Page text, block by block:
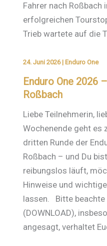
Fahrer nach Roßbach
erfolgreichen
Trieb wartete auf die
24. Juni 2026 | Enduro One
Enduro One 2026
Roßbach
Liebe Teilnehmerin,
Wochenende geht es
dritten Runde der
Roßbach – und Du
reibungslos läuft,
Hinweise und
lassen. Bitte beachte
(DOWNLOAD),
angesagt, verhaltet